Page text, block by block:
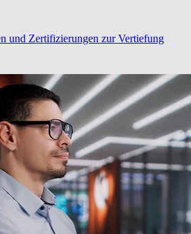
und Zertifizierungen zur Vertiefung